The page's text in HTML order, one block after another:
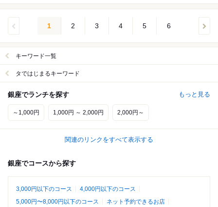
1 2 3 4 5 6
キーワード一覧
タではじまるキーワード
銀座でランチを探す もっと見る
～1,000円 1,000円 ～ 2,000円 2,000円～
関連のリンクをすべて表示する
銀座でコースから探す
3,000円以下のコース
4,000円以下のコース
5,000円〜8,000円以下のコース
ネット予約できるお店